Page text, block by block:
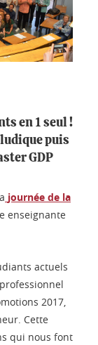
en 1 seul !
puis
GDP
journée de la
enseignante
actuels
2017,
Cette
qui nous font